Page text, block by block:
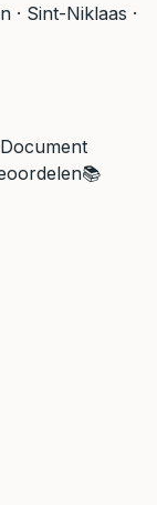
· Sint-Niklaas ·
Document
📚